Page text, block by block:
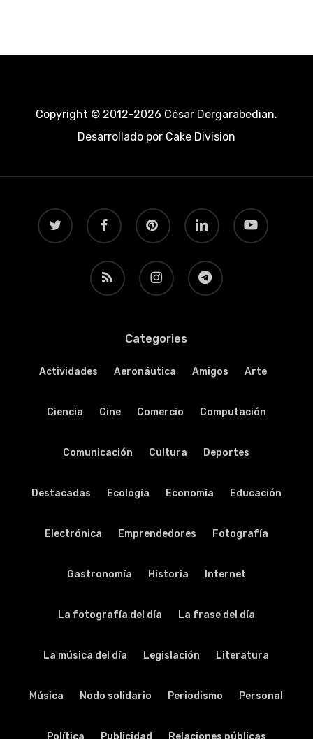
Copyright © 2012-2026 César Dergarabedian.
Desarrollado porCake Division
twitter facebook pinterest linkedin youtube
RSS instagram telegram
Categories
Actividades Aeronáutica Amigos Arte
Ciencia Cine Comercio Computación
Comunicación Cultura Deportes
Destacadas Ecología Economía Educación
Electrónica Emprendedores Fotografía
Gastronomía Historia Internet
La fotografía del día La frase del día
La música del día Legislación Literatura
Música Nodo solidario Periodismo Personal
Política Publicidad Relaciones públicas